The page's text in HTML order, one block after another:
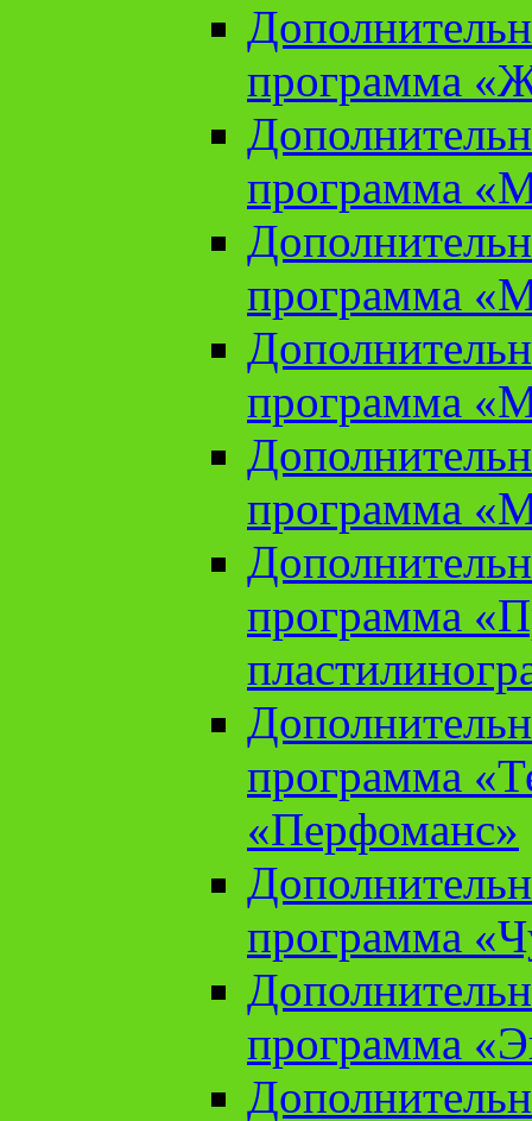
программа
программа
программа
программа
программа
программа
программа
«Перфоманс»
программа
программа